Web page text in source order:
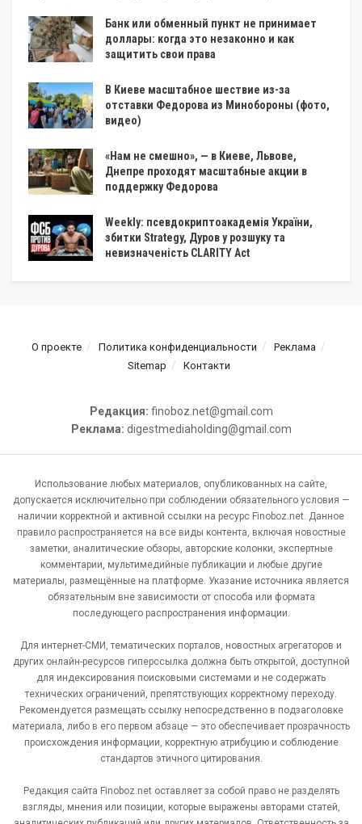
Банк или обменный пункт не принимает
доллары: когда это незаконно и как
защитить свои права
В Киеве масштабное шествие из-за
отставки Федорова из Минобороны (фото,
видео)
«Нам не смешно», — в Киеве, Львове,
Днепре проходят масштабные акции в
поддержку Федорова
Weekly: псевдокриптоакадемія України,
збитки Strategy, Дуров у розшуку та
невизначеність CLARITY Act
О проекте Политика конфиденциальности
Реклама
Sitemap
Контакти
Редакция: finoboz.net@gmail.com
Реклама: digestmediaholding@gmail.com
Использование любых материалов, опубликованных на сайте,
допускается исключительно при соблюдении обязательного условия —
наличии корректной и активной ссылки на ресурс Finoboz.net. Данное
правило распространяется на все виды контента, включая новостные
заметки, аналитические обзоры, авторские колонки, экспертные
комментарии, мультимедийные публикации и любые другие
материалы, размещённые на платформе. Указание источника является
обязательным вне зависимости от способа или формата
последующего распространения информации.
Для интернет-СМИ, тематических порталов, новостных агрегаторов и
других онлайн-ресурсов гиперссылка должна быть открытой, доступной
для индексирования поисковыми системами и не содержать
технических ограничений, препятствующих корректному переходу.
Рекомендуется размещать ссылку непосредственно в подзаголовке
материала, либо в его первом абзаце — это обеспечивает прозрачность
происхождения информации, корректную атрибуцию и соблюдение
стандартов этичного цитирования.
Редакция сайта Finoboz.net оставляет за собой право не разделять
взгляды, мнения или позиции, которые выражены авторами статей,